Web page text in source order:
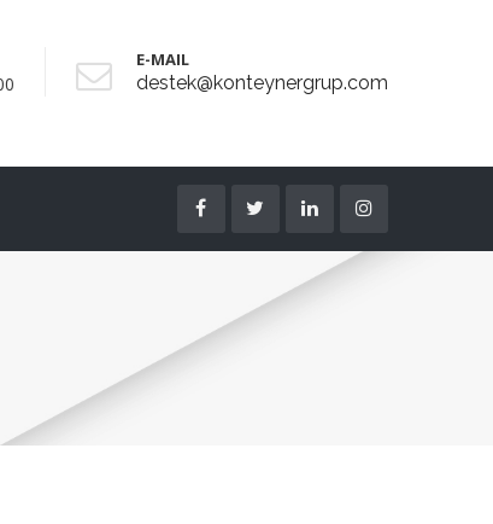
E-MAIL
destek@konteynergrup.com